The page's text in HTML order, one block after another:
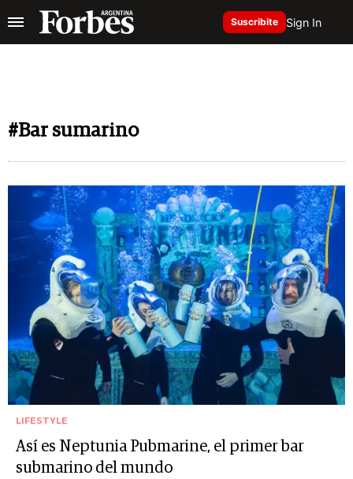
Suscribite Sign In
#Bar sumarino
LIFESTYLE
Así es Neptunia Pubmarine, el primer bar
submarino del mundo